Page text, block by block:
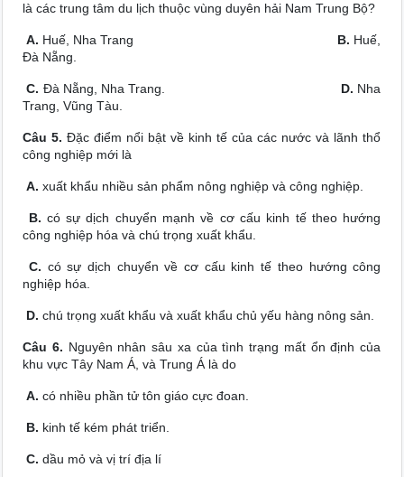
là các trung tâm du lịch thuộc vùng duyên hải Nam Trung Bộ?
A. Huế, Nha Trang B. Huế,
Đà Nẵng.
C. Đà Nẵng, Nha Trang. D. Nha
Trang, Vũng Tàu.
Câu 5.Đặc điểm nổi bật về kinh tế của các nước và lãnh thổ
công nghiệp mới là
A.xuất khẩu nhiều sản phẩm nông nghiệp và công nghiệp.
B. có sự dịch chuyển mạnh về cơ cấu kinh tế theo hướng
công nghiệp hóa và chú trọng xuất khẩu.
C. có sự dịch chuyển về cơ cấu kinh tế theo hướng công
nghiệp hóa.
D.chú trọng xuất khẩu và xuất khẩu chủ yếu hàng nông sản.
Câu 6. Nguyên nhân sâu xa của tình trạng mất ổn định của
khu vực Tây Nam Á, và Trung Á là do
A.có nhiều phần tử tôn giáo cực đoan.
B. kinh tế kém phát triển.
C.dầu mỏ và vị trí địa lí